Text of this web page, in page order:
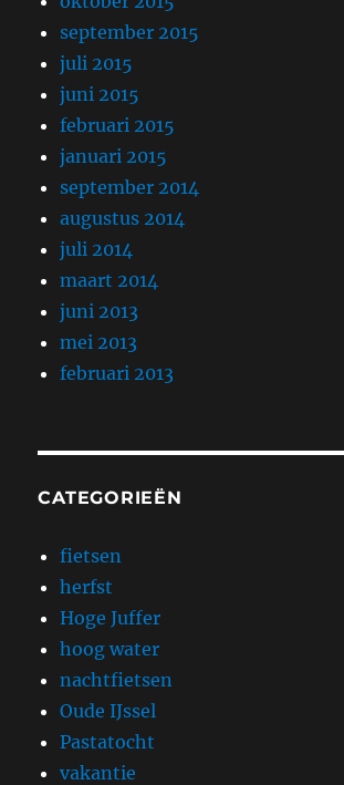
september 2015
juli 2015
juni 2015
februari 2015
januari 2015
september 2014
augustus 2014
juli 2014
maart 2014
juni 2013
mei 2013
februari 2013
CATEGORIEËN
fietsen
herfst
Hoge Juffer
hoog water
nachtfietsen
Oude IJssel
Pastatocht
vakantie